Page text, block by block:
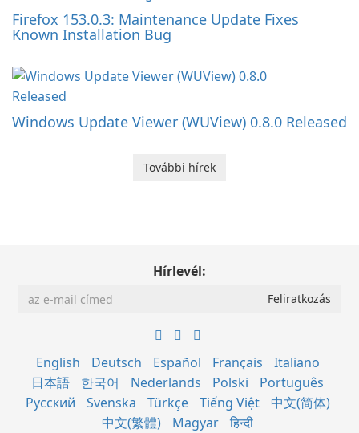
Firefox 153.0.3: Maintenance Update Fixes
Known Installation Bug
Windows Update Viewer (WUView) 0.8.0 Released
További hírek
Hírlevél:
English Deutsch Español Français
Italiano
日本語
한국어 Nederlands Polski
Português
Русский
Svenska Türkçe Tiếng Việt
中文(简体)
中文(繁體)
Magyar हिन्दी